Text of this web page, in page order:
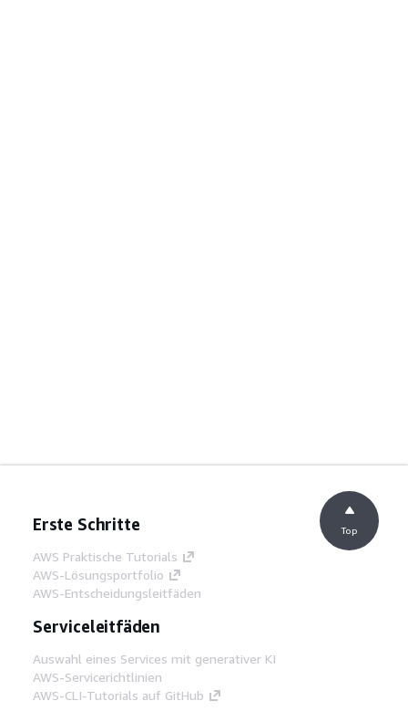
Erste Schritte
AWS Praktische Tutorials
AWS-Lösungsportfolio
AWS-Entscheidungsleitfäden
Serviceleitfäden
Auswahl eines Services mit generativer KI
AWS-Servicerichtlinien
AWS-CLI-Tutorials auf GitHub
Top